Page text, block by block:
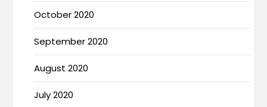
October 2020
September 2020
August 2020
July 2020